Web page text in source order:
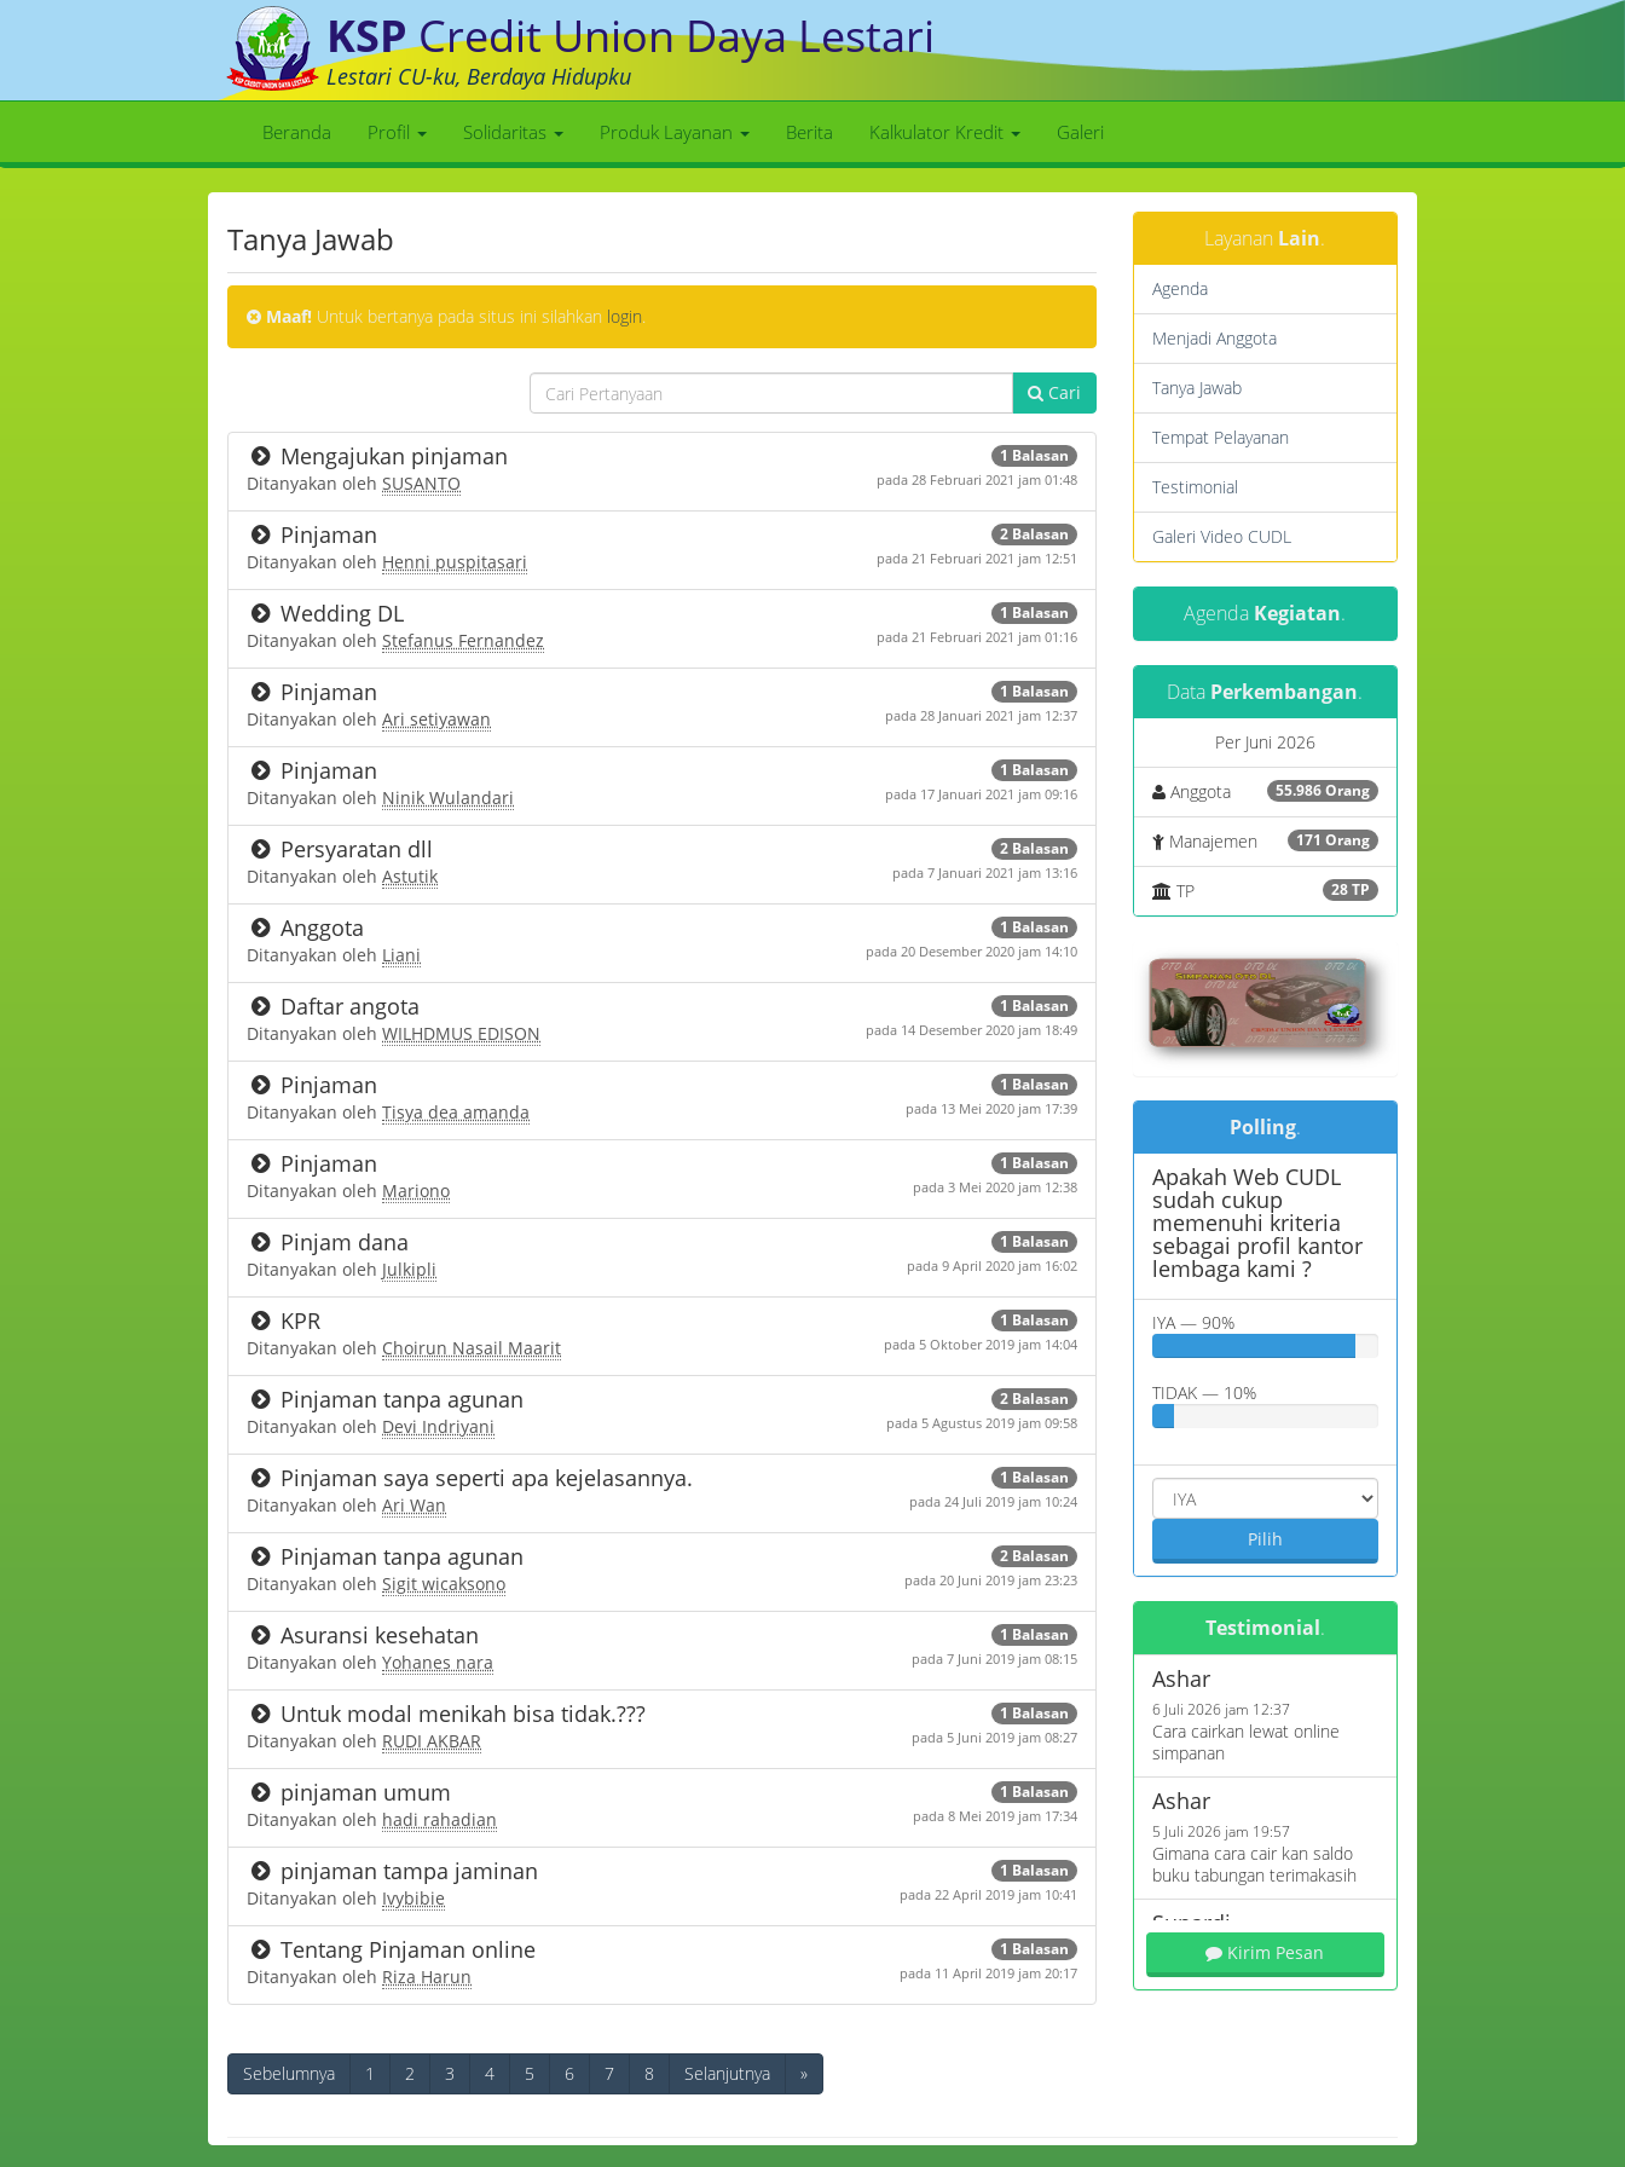
KSPCredit Union Daya Lestari
Lestari CU-ku, Berdaya Hidupku
Beranda Profil Solidaritas Produk Layanan Berita Kalkulator Kredit Galeri
Tanya Jawab
Maaf! Untuk bertanya pada situs ini silahkan login.
Cari
1 Balasan
Mengajukan pinjaman
Ditanyakan oleh SUSANTO pada 28 Februari 2021 jam 01:48
2 Balasan
Pinjaman
Ditanyakan oleh Henni puspitasari pada 21 Februari 2021 jam 12:51
1 Balasan
Wedding DL
Ditanyakan oleh Stefanus Fernandez pada 21 Februari 2021 jam 01:16
1 Balasan
Pinjaman
Ditanyakan oleh Ari setiyawan pada 28 Januari 2021 jam 12:37
1 Balasan
Pinjaman
Ditanyakan oleh Ninik Wulandari pada 17 Januari 2021 jam 09:16
2 Balasan
Persyaratan dll
Ditanyakan oleh Astutik pada 7 Januari 2021 jam 13:16
1 Balasan
Anggota
Ditanyakan oleh Liani pada 20 Desember 2020 jam 14:10
1 Balasan
Daftar angota
Ditanyakan oleh WILHDMUS EDISON pada 14 Desember 2020 jam 18:49
1 Balasan
Pinjaman
Ditanyakan oleh Tisya dea amanda pada 13 Mei 2020 jam 17:39
1 Balasan
Pinjaman
Ditanyakan oleh Mariono pada 3 Mei 2020 jam 12:38
1 Balasan
Pinjam dana
Ditanyakan oleh Julkipli pada 9 April 2020 jam 16:02
1 Balasan
KPR
Ditanyakan oleh Choirun Nasail Maarit pada 5 Oktober 2019 jam 14:04
2 Balasan
Pinjaman tanpa agunan
Ditanyakan oleh Devi Indriyani pada 5 Agustus 2019 jam 09:58
1 Balasan
Pinjaman saya seperti apa kejelasannya.
Ditanyakan oleh Ari Wan pada 24 Juli 2019 jam 10:24
2 Balasan
Pinjaman tanpa agunan
Ditanyakan oleh Sigit wicaksono pada 20 Juni 2019 jam 23:23
1 Balasan
Asuransi kesehatan
Ditanyakan oleh Yohanes nara pada 7 Juni 2019 jam 08:15
1 Balasan
Untuk modal menikah bisa tidak.???
Ditanyakan oleh RUDI AKBAR pada 5 Juni 2019 jam 08:27
1 Balasan
pinjaman umum
Ditanyakan oleh hadi rahadian pada 8 Mei 2019 jam 17:34
1 Balasan
pinjaman tampa jaminan
Ditanyakan oleh Ivybibie pada 22 April 2019 jam 10:41
1 Balasan
Tentang Pinjaman online
Ditanyakan oleh Riza Harun pada 11 April 2019 jam 20:17
Sebelumnya 1 2 3 4 5 6 7 8 Selanjutnya »
Layanan Lain.
Agenda
Menjadi Anggota
Tanya Jawab
Tempat Pelayanan
Testimonial
Galeri Video CUDL
Agenda Kegiatan.
Data Perkembangan.
Per Juni 2026
55.986 Orang
Anggota
171 Orang
Manajemen
28 TP
TP
Polling.
Apakah Web CUDL
sudah cukup
memenuhi kriteria
sebagai profil kantor
lembaga kami ?
IYA — 90%
TIDAK — 10%
Pilih
Testimonial.
Ashar
Cara cairkan lewat online
simpanan
Ashar
Gimana cara cair kan saldo
buku tabungan terimakasih
Sunardi
Mna nmr yg bisa d hubungi
Kirim Pesan